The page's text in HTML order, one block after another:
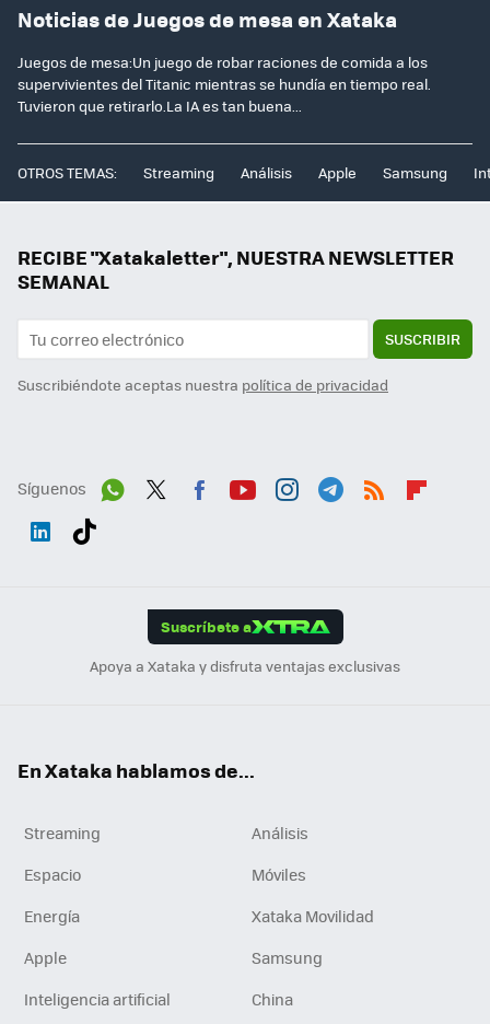
Noticias de Juegos de mesa en Xataka
Juegos de mesa:Un juego de robar raciones de comida a los
supervivientes del Titanic mientras se hundía en tiempo real.
Tuvieron que retirarlo.La IA es tan buena...
OTROS TEMAS: Streaming Análisis Apple Samsung
RECIBE "Xatakaletter", NUESTRA NEWSLETTER
SEMANAL
SUSCRIBIR
Suscribiéndote aceptas nuestra política de privacidad
Síguenos
Suscríbete a
Apoya a Xataka y disfruta ventajas exclusivas
En Xataka hablamos de...
Streaming
Análisis
Espacio
Móviles
Energía
Xataka Movilidad
Apple
Samsung
Inteligencia artificial
China